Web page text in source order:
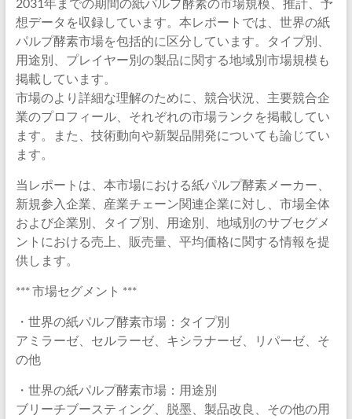
想データを収録しています。本レポートでは、世界の紙
パルプ酵素市場を包括的に区分しています。タイプ別、
用途別、プレイヤー別の製品に関する地域別市場規模も
掲載しています。
市場のより詳細な理解のために、競合状況、主要競合企
業のプロフィール、それぞれの市場ランクを掲載してい
ます。また、技術動向や新製品開発についても論じてい
ます。
当レポートは、本市場における紙パルプ酵素メーカー、
新規参入企業、産業チェーン関連企業に対し、市場全体
および企業別、タイプ別、用途別、地域別のサブセグメ
ントにおける売上、販売量、平均価格に関する情報を提
供します。
*** 市場セグメント ***
・世界の紙パルプ酵素市場：タイプ別
アミラーゼ、セルラーゼ、キシラナーゼ、リパーゼ、そ
の他
・世界の紙パルプ酵素市場：用途別
ブリーチブースティング、脱墨、製品改良、その他の用